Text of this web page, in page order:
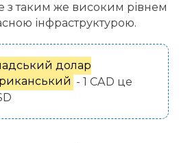
з таким же високим рівнем
інфраструктурою.
долар
- 1 CAD це